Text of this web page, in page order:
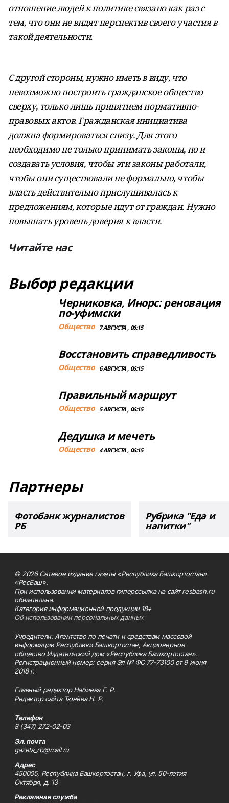
отношение людей к политике связано как раз с
тем, что они не видят перспектив своего участия в
такой деятельности.
С другой стороны, нужно иметь в виду, что
невозможно построить гражданское общество
сверху, только лишь принятием нормативно-
правовых актов. Гражданская инициатива
должна формироваться снизу. Для этого
необходимо не только принимать законы, но и
создавать условия, чтобы эти законы работали,
чтобы они существовали не формально, чтобы
власть действительно прислушивалась к
предложениям, которые идут от граждан. Нужно
повышать уровень доверия к власти.
Читайте нас
Выбор редакции
Черниковка, Инорс: реновация
по-уфимски
Общество 7 АВГУСТА , 06:15
Восстановить справедливость
Общество 6 АВГУСТА , 06:15
Правильный маршрут
Общество 5 АВГУСТА , 06:15
Дедушка и мечеть
Общество 4 АВГУСТА , 06:15
Партнеры
Фотобанк журналистов
РБ
Рубрика "Еда и
напитки"
© 2026 Сетевое издание газеты «Республика Башкортостан»
«РесБаш».
При использовании материалов гиперссылка на сайт resbash.ru
обязательна.
Категория информационной продукции 18+
Об использовании персональных данных
Учредители: Агентство по печати и средствам массовой
информации Республики Башкортостан, Акционерное
общество Издательский дом «Республика Башкортостан».
Регистрационный номер: серия Эл № ФС 77-73100 от 9 июня
2018 г.
Главный редактор Набиева Г. Р.
Редактор сайта Тюнёва Н. Р.
Телефон
8 (347) 272-02-03
Эл. почта
gazeta_rb@mail.ru
Адрес
450005, Республика Башкортостан, г. Уфа, ул. 50-летия
Октября, д. 13
Рекламная служба